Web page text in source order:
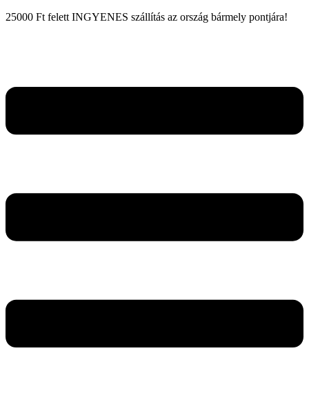
25000 Ft felett INGYENES szállítás az ország bármely pontjára!